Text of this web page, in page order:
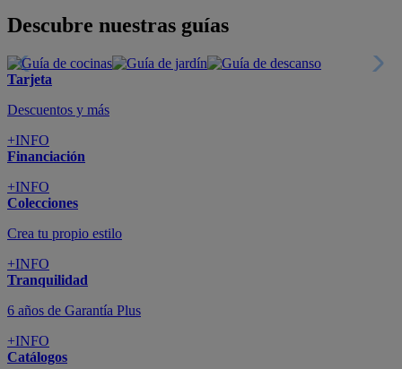
Descubre nuestras guías
Tarjeta
Descuentos y más
+INFO
Financiación
+INFO
Colecciones
Crea tu propio estilo
+INFO
Tranquilidad
6 años de Garantía Plus
+INFO
Catálogos